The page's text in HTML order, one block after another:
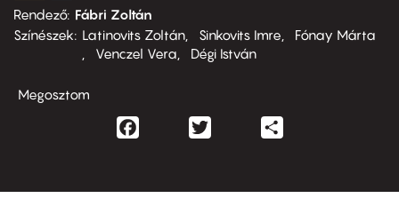
Rendező Fábri Zoltán
Színészek
Latinovits Zoltán Sinkovits Imre
Fónay Márta
Venczel Vera
Dégi István
Megosztom
Facebook